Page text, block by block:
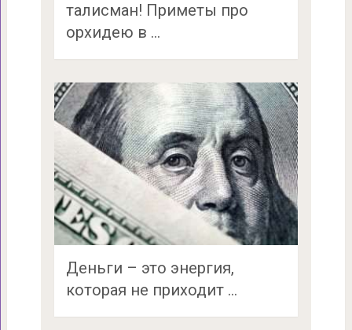
талисман! Приметы про
орхидею в …
Деньги – это энергия,
которая не приходит …